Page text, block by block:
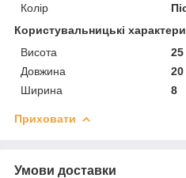
Колір
Користувальницькі
Висота
25
Довжина
20
Ширина
8
Приховати
Умови доставки